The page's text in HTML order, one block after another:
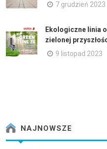
7 grudzień 2023
Ekologiczne linia
zielonej
9 listopad 2023
NAJNOWSZE